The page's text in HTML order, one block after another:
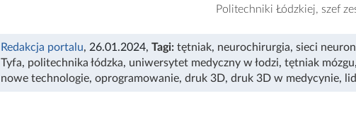
Politechniki Łódzkiej, szef
Redakcja portalu, 26.01.2024, Tagi: tętniak, neurochirurgia, sieci
Tyfa, politechnika łódzka, uniwersytet medyczny w łodzi, tętniak mózgu,
nowe technologie, oprogramowanie, druk 3D, druk 3D w medycynie,